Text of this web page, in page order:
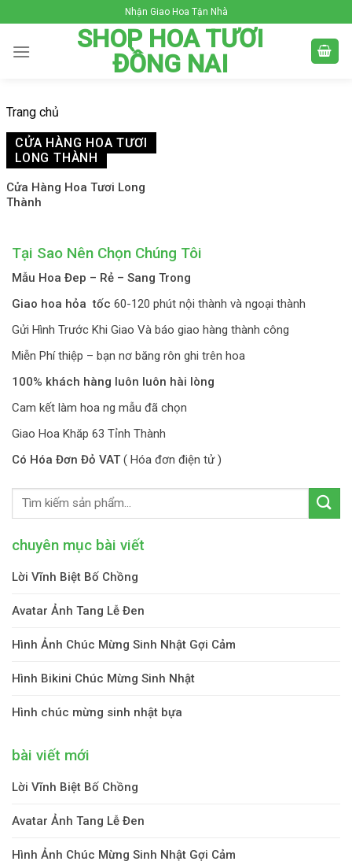
to
content
Nhận Giao Hoa Tận Nhà
SHOP HOA TƯƠI
ĐỒNG NAI
Trang chủ
CỬA HÀNG HOA TƯƠI
LONG THÀNH
Cửa Hàng Hoa Tươi Long
Thành
Tại Sao Nên Chọn Chúng Tôi
Mẫu Hoa Đep – Rẻ – Sang Trong
Giao hoa hỏa tốc 60-120 phút nội thành và ngoại thành
Gửi Hình Trước Khi Giao Và báo giao hàng thành công
Miễn Phí thiệp – bạn nơ băng rôn ghi trên hoa
100% khách hàng luôn luôn hài lòng
Cam kết làm hoa ng mẫu đã chọn
Giao Hoa Khăp 63 Tỉnh Thành
Có Hóa Đơn Đỏ VAT ( Hóa đơn điện tử )
chuyên mục bài viết
Lời Vĩnh Biệt Bố Chồng
Avatar Ảnh Tang Lễ Đen
Hình Ảnh Chúc Mừng Sinh Nhật Gợi Cảm
Hình Bikini Chúc Mừng Sinh Nhật
Hình chúc mừng sinh nhật bựa
bài viết mới
Lời Vĩnh Biệt Bố Chồng
Avatar Ảnh Tang Lễ Đen
Hình Ảnh Chúc Mừng Sinh Nhật Gợi Cảm